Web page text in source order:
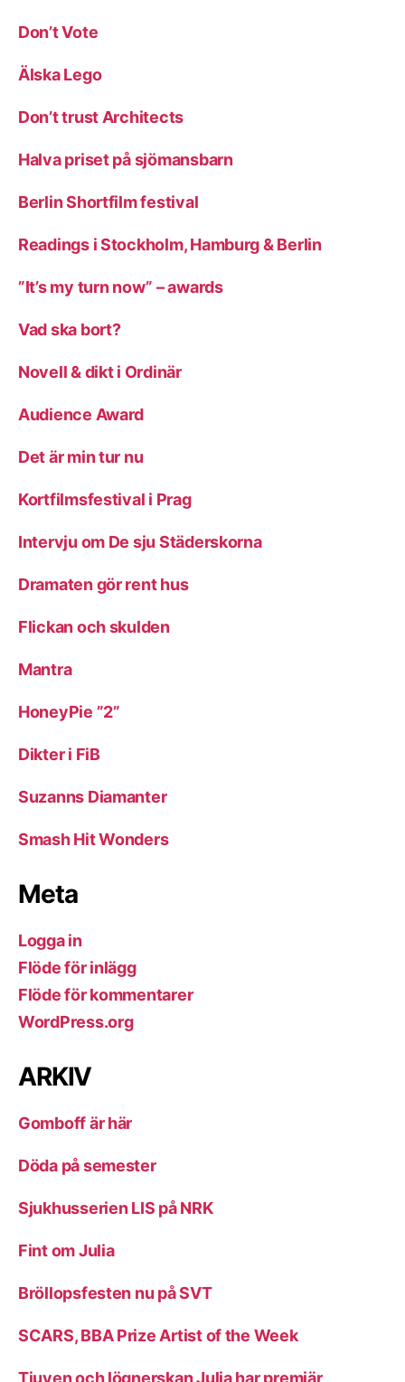
Don’t Vote
Älska Lego
Don’t trust Architects
Halva priset på sjömansbarn
Berlin Shortfilm festival
Readings i Stockholm, Hamburg & Berlin
”It’s my turn now” – awards
Vad ska bort?
Novell & dikt i Ordinär
Audience Award
Det är min tur nu
Kortfilmsfestival i Prag
Intervju om De sju Städerskorna
Dramaten gör rent hus
Flickan och skulden
Mantra
HoneyPie ”2”
Dikter i FiB
Suzanns Diamanter
Smash Hit Wonders
Meta
Logga in
Flöde för inlägg
Flöde för kommentarer
WordPress.org
ARKIV
Gomboff är här
Döda på semester
Sjukhusserien LIS på NRK
Fint om Julia
Bröllopsfesten nu på SVT
SCARS, BBA Prize Artist of the Week
Tjuven och lögnerskan Julia har premiär